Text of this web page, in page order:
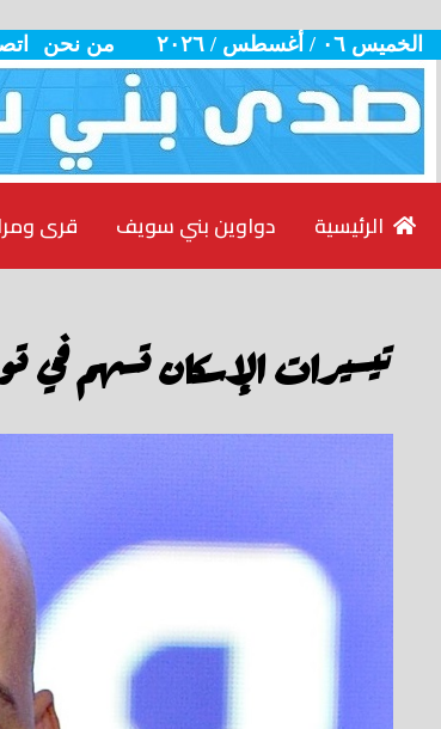
الخميس ٠٦ / أغسطس / ٢٠٢٦ من نحن
قرى دواوين بني سويف
تيسيرات الإسكان تسهم